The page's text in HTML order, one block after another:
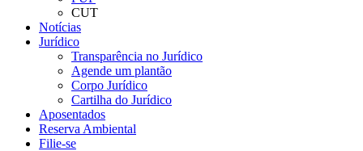
CUT
Notícias
Jurídico
Transparência no Jurídico
Agende um plantão
Corpo Jurídico
Cartilha do Jurídico
Aposentados
Reserva Ambiental
Filie-se